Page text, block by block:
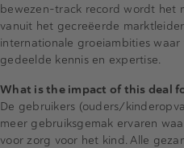
bewezen-track record wordt het
vanuit het gecreëerde
internationale groeiambities waar
gedeelde kennis en expertise.
What is the impact of this deal
De gebruikers (ouders/
meer gebruiksgemak ervaren
voor zorg voor het kind. Alle